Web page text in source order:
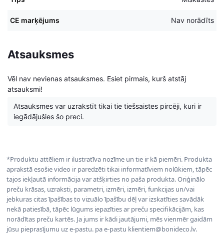
CE marķējums Nav norādīts
Atsauksmes
Vēl nav nevienas atsauksmes. Esiet pirmais, kurš atstāj
atsauksmi!
Atsauksmes var uzrakstīt tikai tie tiešsaistes pircēji, kuri ir
iegādājušies šo preci.
*Produktu attēliem ir ilustratīva nozīme un tie ir kā piemēri. Produkta
aprakstā esošie video ir paredzēti tikai informatīviem nolūkiem, tāpēc
tajos iekļautā informācija var atšķirties no paša produkta. Oriģinālo
preču krāsas, uzraksti, parametri, izmēri, izmēri, funkcijas un/vai
jebkuras citas īpašības to vizuālo īpašību dēļ var izskatīties savādāk
nekā patiesībā, tāpēc lūgums iepazīties ar preču specifikācijām, kas
norādītas preču kartēs. Ja jums ir kādi jautājumi, mēs vienmēr gaidām
jūsu pieprasījumu uz e-pastu. pa e-pastu klientiem@bonideco.lv.